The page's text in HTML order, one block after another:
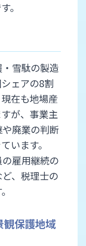
。
雪駄の製造
ェアの8割
在も地場産
が、事業主
廃業の判断
います。
雇用継続の
、税理士の
観保護地域